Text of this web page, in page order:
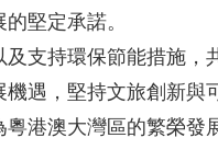
堅定承諾。
支持環保節能措施，
遇，堅持文旅創新與
港澳大灣區的繁榮發